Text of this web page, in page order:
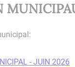
- JUIN 2026